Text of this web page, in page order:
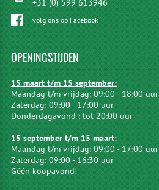
+31 (0) 599 613946
volg ons op Facebook
OPENINGSTIJDEN
15 maart t/m 15 september:
Maandag t/m vrijdag: 09:00 - 18:00 uur
Zaterdag: 09:00 - 17:00 uur
Donderdagavond : tot 20:00 uur
15 september t/m 15 maart:
Maandag t/m vrijdag: 09:00 - 17:00 uur
Zaterdag: 09:00 - 16:30 uur
Géén koopavond!